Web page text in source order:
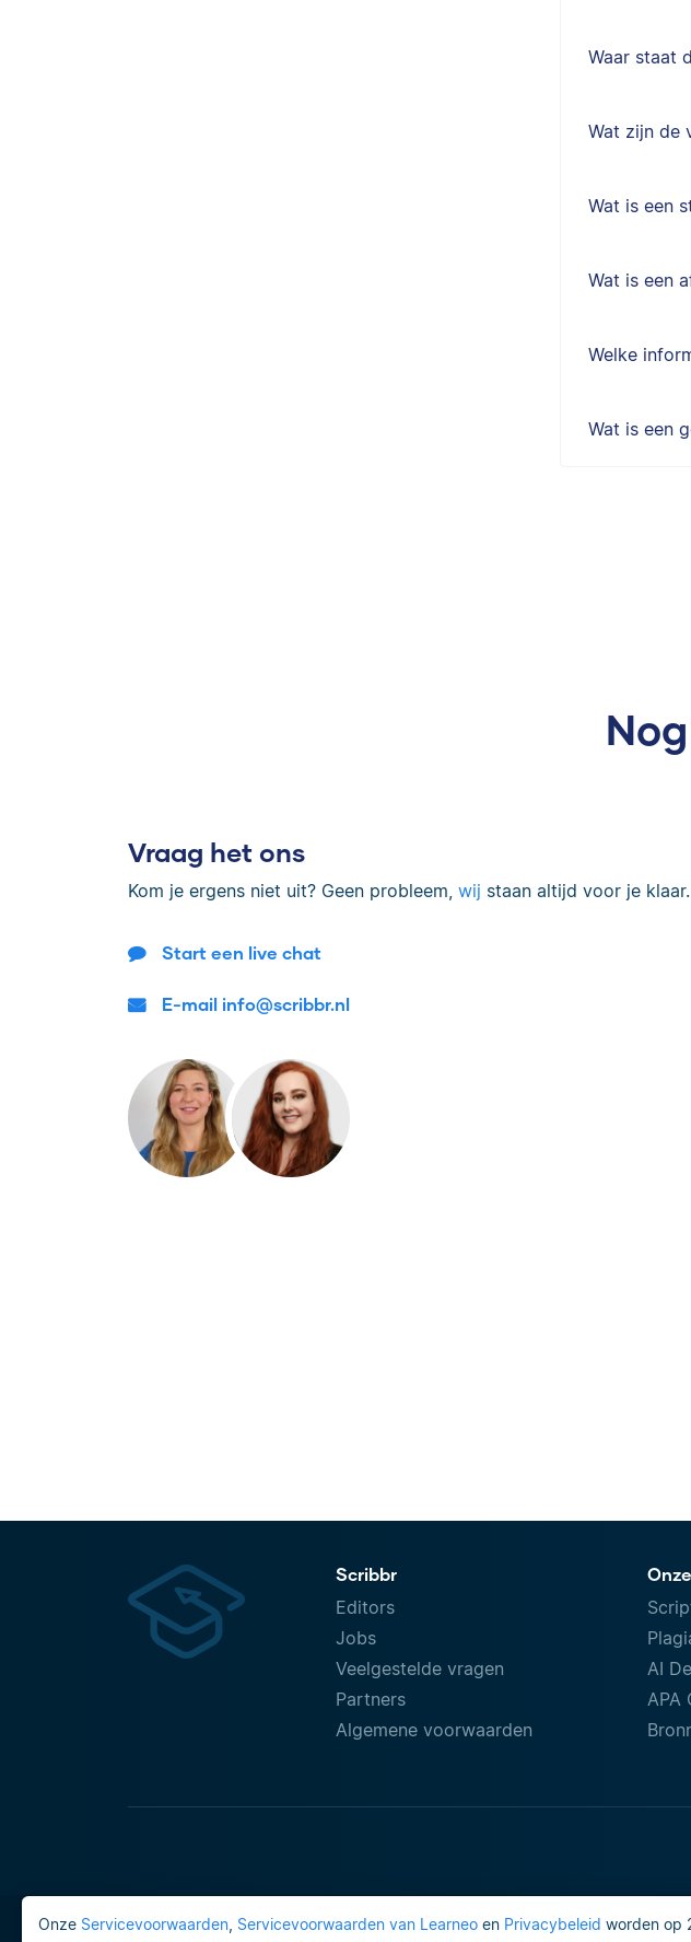
Onze Servicevoorwaarden Servicevoorwaarden van Learneo en Privacybeleid worden op
Waar staat
Wat zijn de
Wat is een
Wat is een
Welke
Wat is een
Vraag het ons
Kom je ergens niet uit? Geen probleem, wij staan altijd voor je klaar.
Start een live chat
E-mail info@scribbr.nl
Scribbr
Editors
Jobs
Veelgestelde vragen
Partners
Algemene voorwaarden
AI
APA